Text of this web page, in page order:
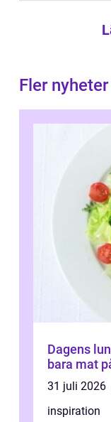
Fler nyheter
Dagens
bara mat
31 juli 2026
inspiration